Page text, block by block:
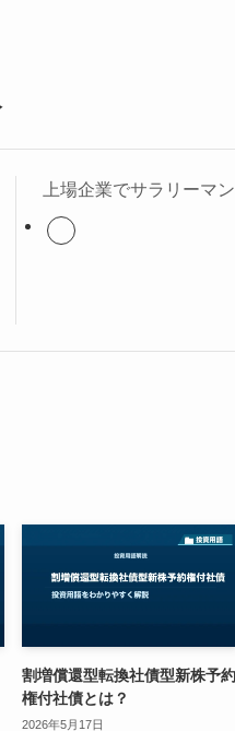
上場企業でサラリーマ
割増償還型転換社債型新株予約
権付社債とは？
2026年5月17日